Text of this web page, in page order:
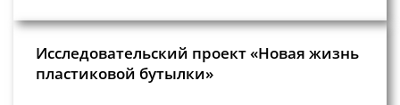
Исследовательский проект «Новая жизнь
пластиковой бутылки»